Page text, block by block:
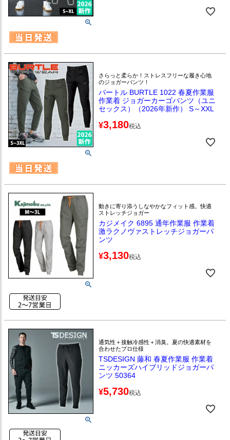
さらっと柔らか！ストレスフリーな履き心地
のジョガーパンツ！
バートル BURTLE 1022 春夏作業服
作業着 ジョガーカーゴパンツ（ユニ
セックス）（2026年新作） S～XXL
¥3,180税込
動きに寄り添うしなやかなフィット感。快適
ストレッチジョガー
カジメイク 6895 通年作業服 作業着
激ラクノヴァストレッチジョガーパ
ンツ
¥3,130税込
通気性＋接触冷感性＋消臭。夏の快適素材を
合わせたプロ仕様
TSDESIGN 藤和 春夏作業服 作業着
ニッカーズハイブリッドジョガーパ
ンツ 50364
¥5,730税込